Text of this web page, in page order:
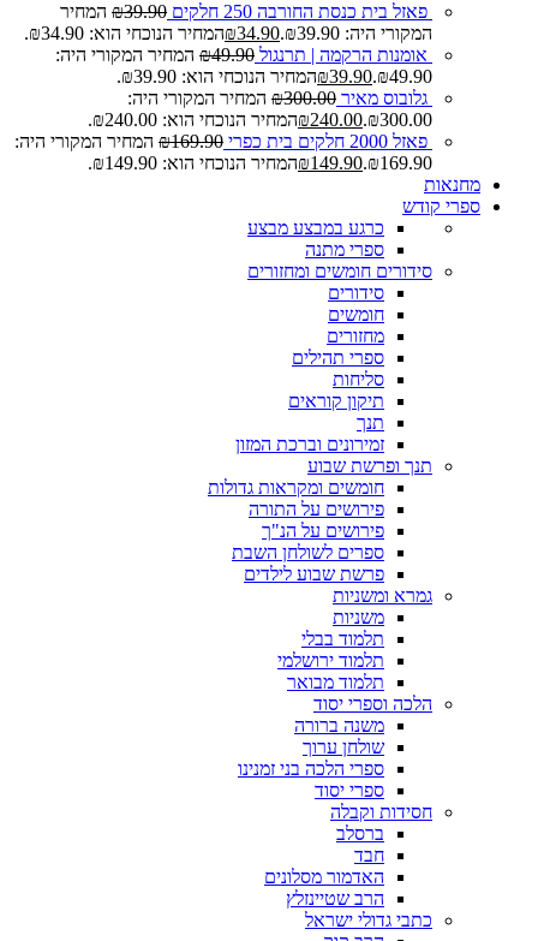
פאזל בית כנסת החורבה 250 חלקים ₪39.90
המחיר
המקורי היה: ₪39.90.
₪34.90
המחיר הנוכחי הוא: ₪34.90.
אומנות הרקמה | תרנגול
₪49.90
המחיר המקורי היה:
₪49.90.
₪39.90
המחיר הנוכחי הוא: ₪39.90.
גלובוס מאיר
₪300.00
המחיר המקורי היה:
₪300.00.
₪240.00
המחיר הנוכחי הוא: ₪240.00.
פאזל 2000 חלקים בית כפרי
₪169.90
המחיר המקורי היה:
₪169.90.
₪149.90
המחיר הנוכחי הוא: ₪149.90.
מחנאות
ספרי קודש
כרגע במבצע מבצע
ספרי מתנה
סידורים חומשים ומחזורים
סידורים
חומשים
מחזורים
ספרי תהילים
סליחות
תיקון קוראים
תנך
זמירונים וברכת המזון
תנך ופרשת שבוע
חומשים ומקראות גדולות
פירושים על התורה
פירושים על הנ"ך
ספרים לשולחן השבת
פרשת שבוע לילדים
גמרא ומשניות
משניות
תלמוד בבלי
תלמוד ירושלמי
תלמוד מבואר
הלכה וספרי יסוד
משנה ברורה
שולחן ערוך
ספרי הלכה בני זמנינו
ספרי יסוד
חסידות וקבלה
ברסלב
חבד
האדמור מסלונים
הרב שטיינזלץ
כתבי גדולי ישראל